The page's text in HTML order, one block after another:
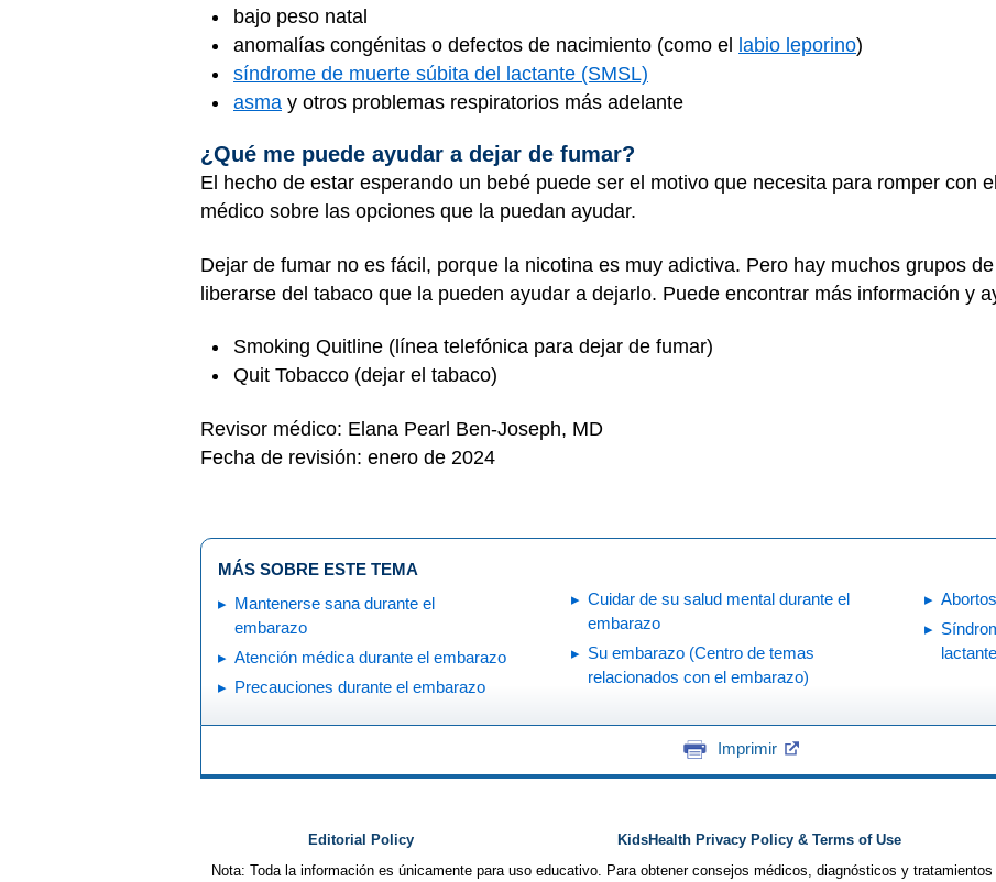
bajo peso natal
anomalías congénitas o defectos de nacimiento (como el labio leporino)
síndrome de muerte súbita del lactante (SMSL)
asma y otros problemas respiratorios más adelante
¿Qué me puede ayudar a dejar de fumar?
El hecho de estar esperando un bebé puede ser el motivo que necesita para romper con
médico sobre las opciones que la puedan ayudar.
Dejar de fumar no es fácil, porque la nicotina es muy adictiva. Pero hay muchos grupos
liberarse del tabaco que la pueden ayudar a dejarlo. Puede encontrar más información y
Smoking Quitline (línea telefónica para dejar de fumar)
Quit Tobacco (dejar el tabaco)‎
Revisor médico: Elana Pearl Ben-Joseph, MD
Fecha de revisión: enero de 2024
MÁS SOBRE ESTE TEMA
Mantenerse sana durante el
embarazo
Atención médica durante el embarazo
Precauciones durante el embarazo
Cuidar de su salud mental durante el
embarazo
Su embarazo (Centro de temas
relacionados con el embarazo)
lactante
Imprimir
Editorial Policy KidsHealth Privacy Policy & Terms of Use
Nota: Toda la información es únicamente para uso educativo. Para obtener consejos médicos, diagnósticos y tratamientos